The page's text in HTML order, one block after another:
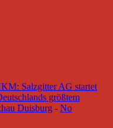
Salzgitter AG startet
größtem
Duisburg - No